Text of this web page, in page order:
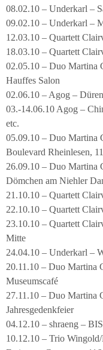
08.02.10 – Underkarl –
09.02.10 – Underkarl –
12.03.10 – Quartett
18.03.10 – Quartett
02.05.10 – Duo Martina
Hauffes Salon
02.06.10 – Agog –
03.-14.06.10 Agog –
etc.
05.09.10 – Duo Martina
Boulevard Rheinlesen,
26.09.10 – Duo Martina
Dömchen am Niehler
21.10.10 – Quartett
22.10.10 – Quartett
23.10.10 – Quartett
Mitte
24.04.10 – Underkarl –
20.11.10 – Duo Martina
Museumscafé
27.11.10 – Duo Martina
Jahresgedenkfeier
04.12.10 – shraeng –
10.12.10 – Trio